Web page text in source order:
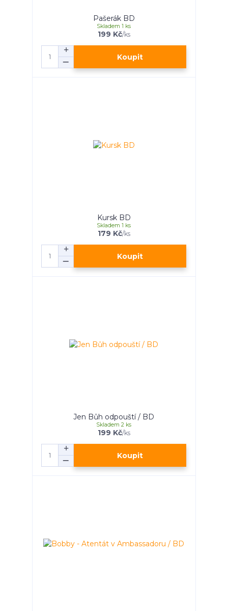
Pašerák BD
199 Kč/ks
Skladem 1 ks
Koupit
Kursk BD
179 Kč/ks
Skladem 1 ks
Koupit
Jen Bůh odpouští / BD
199 Kč/ks
Skladem 2 ks
Koupit